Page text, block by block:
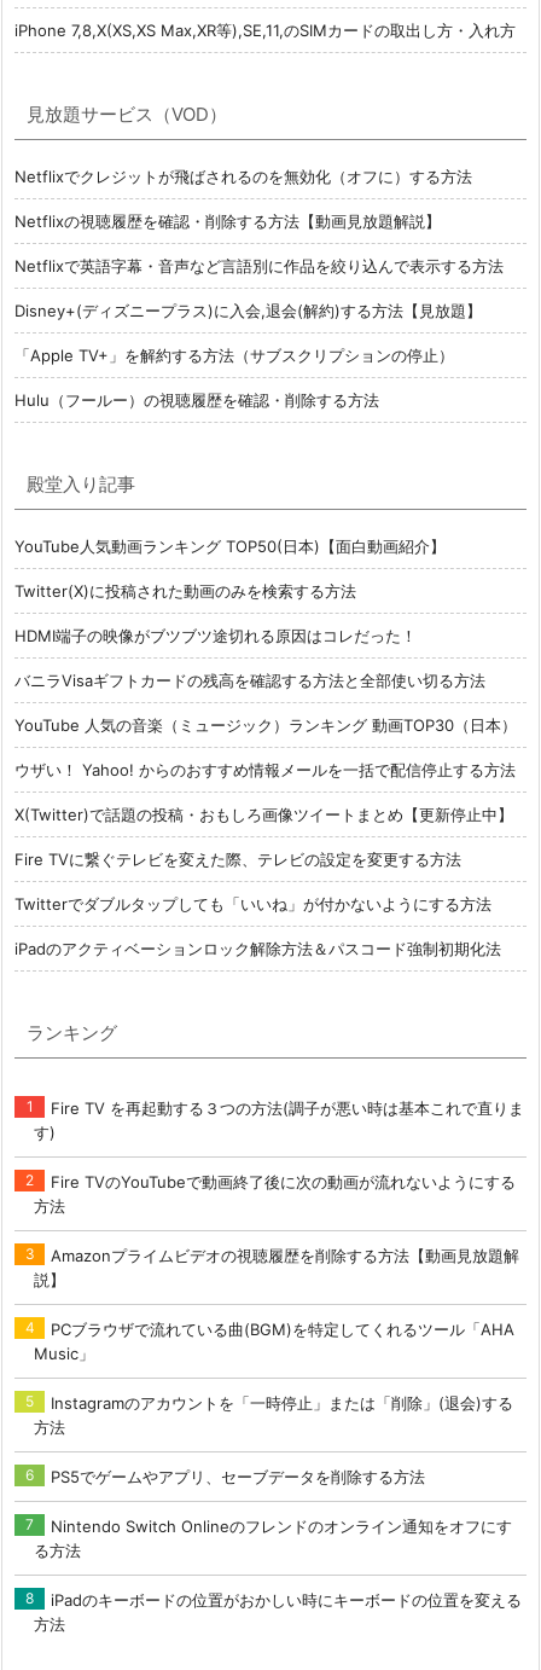
iPhone 7,8,X(XS,XS Max,XR等),SE,11,のSIMカードの取出し方・入れ方
見放題サービス（VOD）
Netflixでクレジットが飛ばされるのを無効化（オフに）する方法
Netflixの視聴履歴を確認・削除する方法【動画見放題解説】
Netflixで英語字幕・音声など言語別に作品を絞り込んで表示する方法
Disney+(ディズニープラス)に入会,退会(解約)する方法【見放題】
「Apple TV+」を解約する方法（サブスクリプションの停止）
Hulu（フールー）の視聴履歴を確認・削除する方法
殿堂入り記事
YouTube人気動画ランキング TOP50(日本)【面白動画紹介】
Twitter(X)に投稿された動画のみを検索する方法
HDMI端子の映像がブツブツ途切れる原因はコレだった！
バニラVisaギフトカードの残高を確認する方法と全部使い切る方法
YouTube 人気の音楽（ミュージック）ランキング 動画TOP30（日本）
ウザい！ Yahoo! からのおすすめ情報メールを一括で配信停止する方法
X(Twitter)で話題の投稿・おもしろ画像ツイートまとめ【更新停止中】
Fire TVに繋ぐテレビを変えた際、テレビの設定を変更する方法
Twitterでダブルタップしても「いいね」が付かないようにする方法
iPadのアクティベーションロック解除方法＆パスコード強制初期化法
ランキング
Fire TV を再起動する３つの方法(調子が悪い時は基本これで直りま
す)
Fire TVのYouTubeで動画終了後に次の動画が流れないようにする
方法
Amazonプライムビデオの視聴履歴を削除する方法【動画見放題解
説】
PCブラウザで流れている曲(BGM)を特定してくれるツール「AHA
Music」
Instagramのアカウントを「一時停止」または「削除」(退会)する
方法
PS5でゲームやアプリ、セーブデータを削除する方法
Nintendo Switch Onlineのフレンドのオンライン通知をオフにす
る方法
iPadのキーボードの位置がおかしい時にキーボードの位置を変える
方法